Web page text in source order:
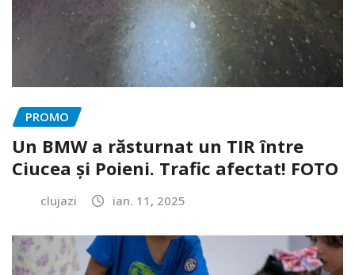
PROMO
Un BMW a răsturnat un TIR între
Ciucea și Poieni. Trafic afectat! FOTO
clujazi ian. 11, 2025